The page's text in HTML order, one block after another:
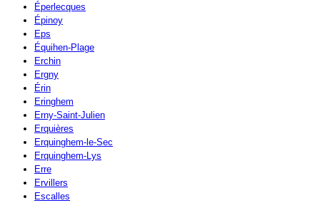
Éperlecques
Épinoy
Eps
Équihen-Plage
Erchin
Ergny
Érin
Eringhem
Erny-Saint-Julien
Erquières
Erquinghem-le-Sec
Erquinghem-Lys
Erre
Ervillers
Escalles